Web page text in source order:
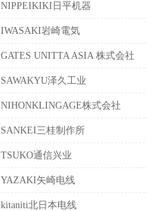
NIPPEIKIKI日平机器
IWASAKI岩崎電気
GATES UNITTA ASIA 株式会社
SAWAKYU泽久工业
NIHONKLINGAGE株式会社
SANKEI三桂制作所
TSUKO通信兴业
YAZAKI矢崎电线
kitaniti北日本电线